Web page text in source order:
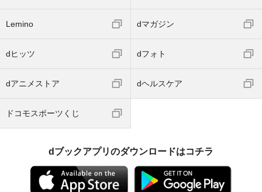
Lemino dマガジン
dヒッツ dフォト
dアニメストア dヘルスケア
ドコモスポーツくじ
dブックアプリのダウンロードはコチラ